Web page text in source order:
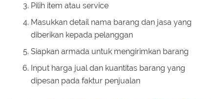
Pilih item atau service
Masukkan detail nama barang dan jasa yang
diberikan kepada pelanggan
Siapkan armada untuk mengirimkan barang
Input harga jual dan kuantitas barang yang
dipesan pada faktur penjualan